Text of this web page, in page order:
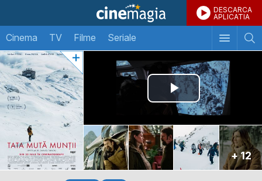
DESCARCA
APLICATIA
Cinema TV Filme Seriale
+ 12